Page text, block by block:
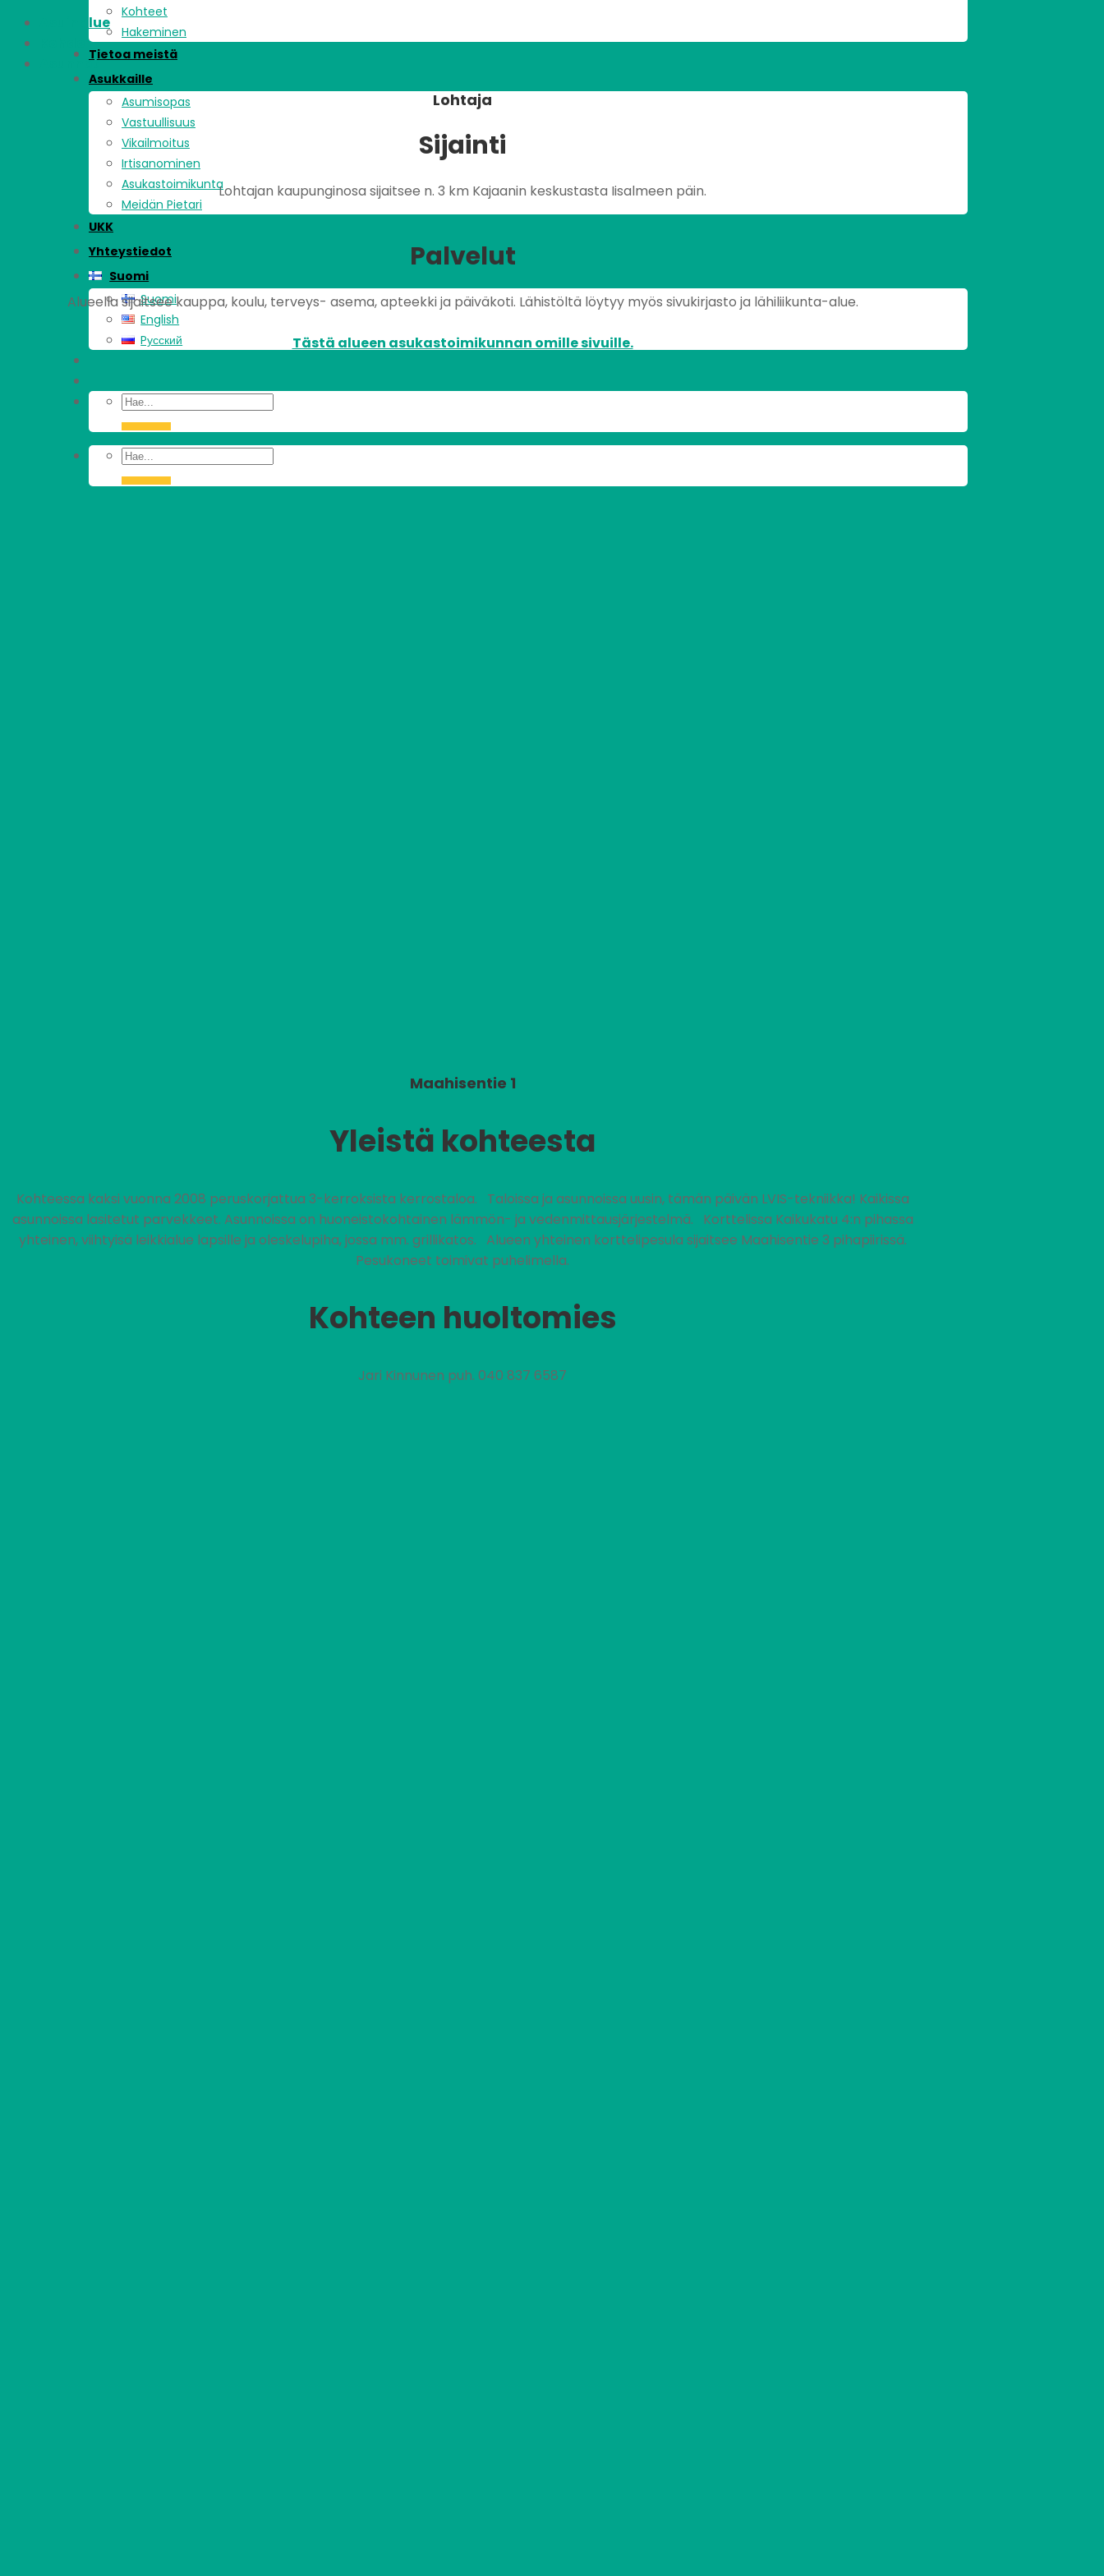
Kohteet
Hakeminen
Tietoa meistä
Asukkaille
Asumisopas
Vastuullisuus
Vikailmoitus
Irtisanominen
Asukastoimikunta
Meidän Pietari
UKK
Yhteystiedot
Suomi
Suomi
English
Pусский
Asuinalue
Asunnot
Lohtaja
Sijainti
Lohtajan kaupunginosa sijaitsee n. 3 km Kajaanin keskustasta Iisalmeen päin.
Palvelut
Alueella sijaitsee kauppa, koulu, terveys- asema, apteekki ja päiväkoti. Lähistöltä löytyy myös sivukirjasto ja lähiliikunta-alue.
Tästä alueen asukastoimikunnan omille sivuille.
Maahisentie 1
Yleistä kohteesta
Kohteessa kaksi vuonna 2008 peruskorjattua 3-kerroksista kerrostaloa. Taloissa ja asunnoissa uusin, tämän päivän LVIS-tekniikka! Kaikissa
asunnoissa lasitetut parvekkeet. Asunnoissa on huoneistokohtainen lämmön- ja vedenmittausjärjestelmä. Korttelissa Kaikukatu 4:n pihassa
yhteinen, viihtyisä leikkialue lapsille ja oleskelupiha, jossa mm. grillikatos. Alueen yhteinen korttelipesula sijaitsee Maahisentie 3 pihapiirissä.
Pesukoneet toimivat puhelimella.
Kohteen huoltomies
Jari Kinnunen puh. 040 837 6587